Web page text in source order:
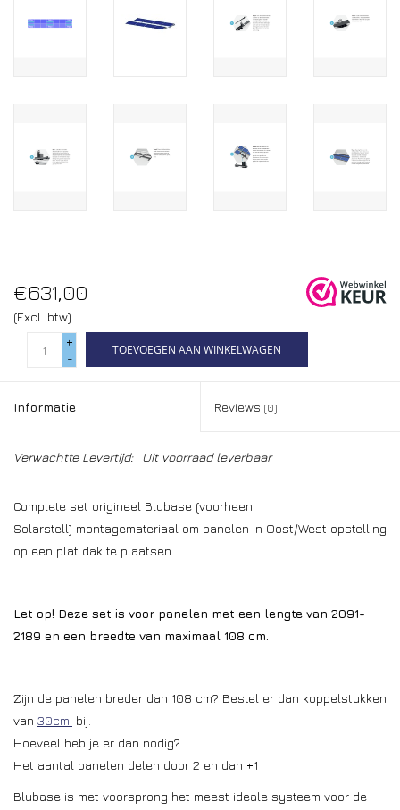
€631,00
(Excl. btw)
+
-
TOEVOEGEN AAN WINKELWAGEN
Informatie Reviews (0)
Verwachtte Levertijd: Uit voorraad leverbaar
Complete set origineel Blubase (voorheen:
Solarstell) montagemateriaal om panelen in Oost/West opstelling
op een plat dak te plaatsen.
Let op! Deze set is voor panelen met een lengte van 2091-
2189 en een breedte van maximaal 108 cm.
Zijn de panelen breder dan 108 cm? Bestel er dan koppelstukken
van 30cm. bij.
Hoeveel heb je er dan nodig?
Het aantal panelen delen door 2 en dan +1
Blubase is met voorsprong het meest ideale systeem voor de